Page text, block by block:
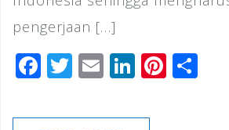
pengerjaan […]
F
c
T
tt
E
ai
Li
k
Pi